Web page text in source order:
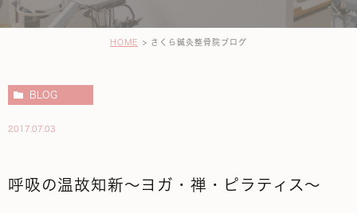
HOME さくら鍼灸整骨院ブログ
BLOG
2017.07.03
呼吸の温故知新～ヨガ・禅・ピラティス～